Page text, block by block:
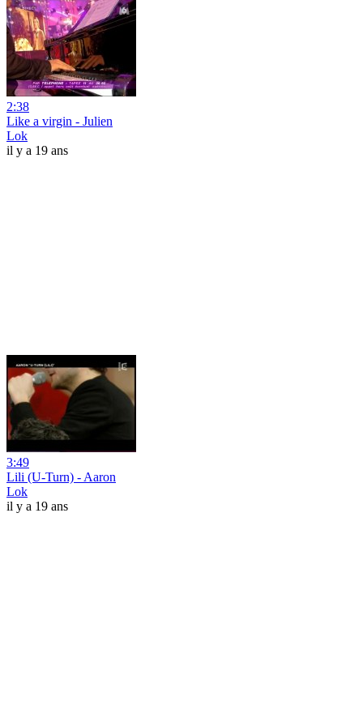
2:38
Like a virgin - Julien
Lok
il y a 19 ans
3:49
Lili (U-Turn) - Aaron
Lok
il y a 19 ans